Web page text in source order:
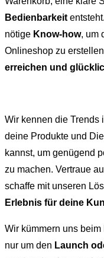
Bedienbarkeit
nötige Know-how, um
Onlineshop zu
erreichen und
Wir kennen die Trends
deine Produkte und
kannst, um genügend
zu machen. Vertraue
schaffe mit unseren
Erlebnis für deine
Wir kümmern uns beim
nur um den Launch